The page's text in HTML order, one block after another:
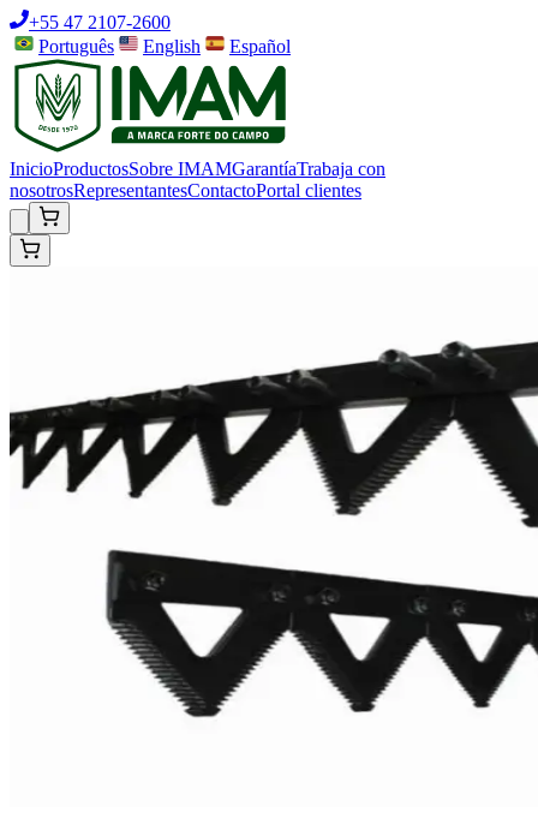
+55 47 2107-2600
Português
English Español
InicioProductosSobre IMAMGarantíaTrabaja con
nosotrosRepresentantesContactoPortal clientes